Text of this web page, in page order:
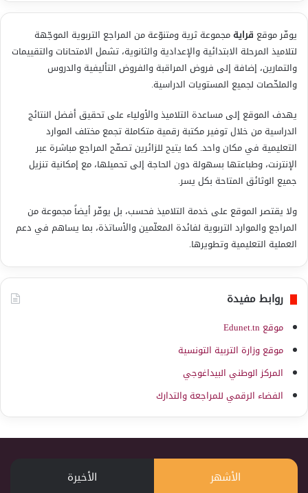
يوفّر موقع قرايةمجموعة ثرية ومتنوّعة من المراجع التربوية الموجّهة
لتلاميذ المرحلة الابتدائية والإعدادية والثانوية، تشمل الامتحانات والتقييمات
والتمارين، إضافة إلى فروض المراقبة والفروض التأليفية والدروس
والملخّصات لجميع المستويات الدراسية.
يهدف الموقع إلى مساعدة التلاميذ والأولياء على تحقيق أفضل النتائج
الدراسية من خلال توفير مكتبة رقمية متكاملة تجمع مختلف الموارد
التعليمية في مكان واحد. كما يتيح للزائرين تصفّح المراجع مباشرة عبر
الإنترنت، وطباعتها بسهولة دون الحاجة إلى تحميلها، مع إمكانية تنزيل
جميع الوثائق المتاحة بكل يسر.
ولا يقتصر الموقع على خدمة التلاميذ فحسب، بل يوفّر أيضاً مجموعة من
المراجع والموارد التربوية لفائدة المعلّمين والأساتذة، بما يساهم في دعم
العملية التعليمية وتطويرها.
روابط مفيدة
موقع Edunet.tn
موقع وزارة التربية التونسية
المركز الوطني البيداغوجي
الفضاء الرقمي للمراجعة والتدارك
الأشهر الأخيرة